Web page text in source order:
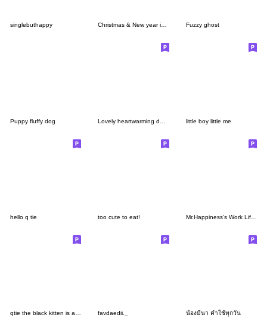
singlebuthappy Christmas & New year in Ghost Community Fuzzy ghost
Puppy fluffy dog little boy little me
hello q tie too cute to eat! Mr.Happiness's Work Life (ver.2)
qtie the black kitten is a good girl favdaedii._ น้องมีนา คำใช้ทุกวัน